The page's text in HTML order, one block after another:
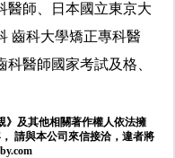
醫師、日本國立東京大
齒科大學矯正專科醫
醫師國家考試及格、
》及其他相關著作權人依法擁
請與本公司來信接洽，違者將